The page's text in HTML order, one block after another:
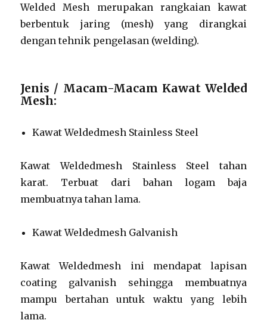
Welded Mesh merupakan rangkaian kawat
berbentuk jaring (mesh) yang dirangkai
dengan tehnik pengelasan (welding).
Jenis / Macam-Macam Kawat Welded
Mesh:
Kawat Weldedmesh Stainless Steel
Kawat Weldedmesh Stainless Steel tahan
karat. Terbuat dari bahan logam baja
membuatnya tahan lama.
Kawat Weldedmesh Galvanish
Kawat Weldedmesh ini mendapat lapisan
coating galvanish sehingga membuatnya
mampu bertahan untuk waktu yang lebih
lama.